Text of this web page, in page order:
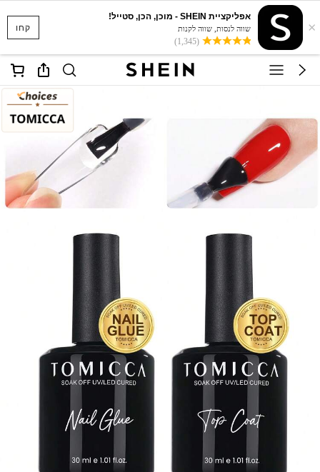
קחו ×
אפליקציית SHEIN - מוכן, הכן, סטייל!
שווה לנסות, שווה לקנות
(1,345)